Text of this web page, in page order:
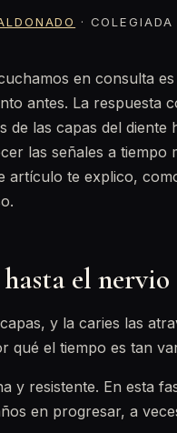
·
en consulta
antes. La respuesta
de las capas del diente
las señales a tiempo
artículo te explico,
el nervio
y la caries las
qué el tiempo es tan
y resistente. En esta
en progresar, a